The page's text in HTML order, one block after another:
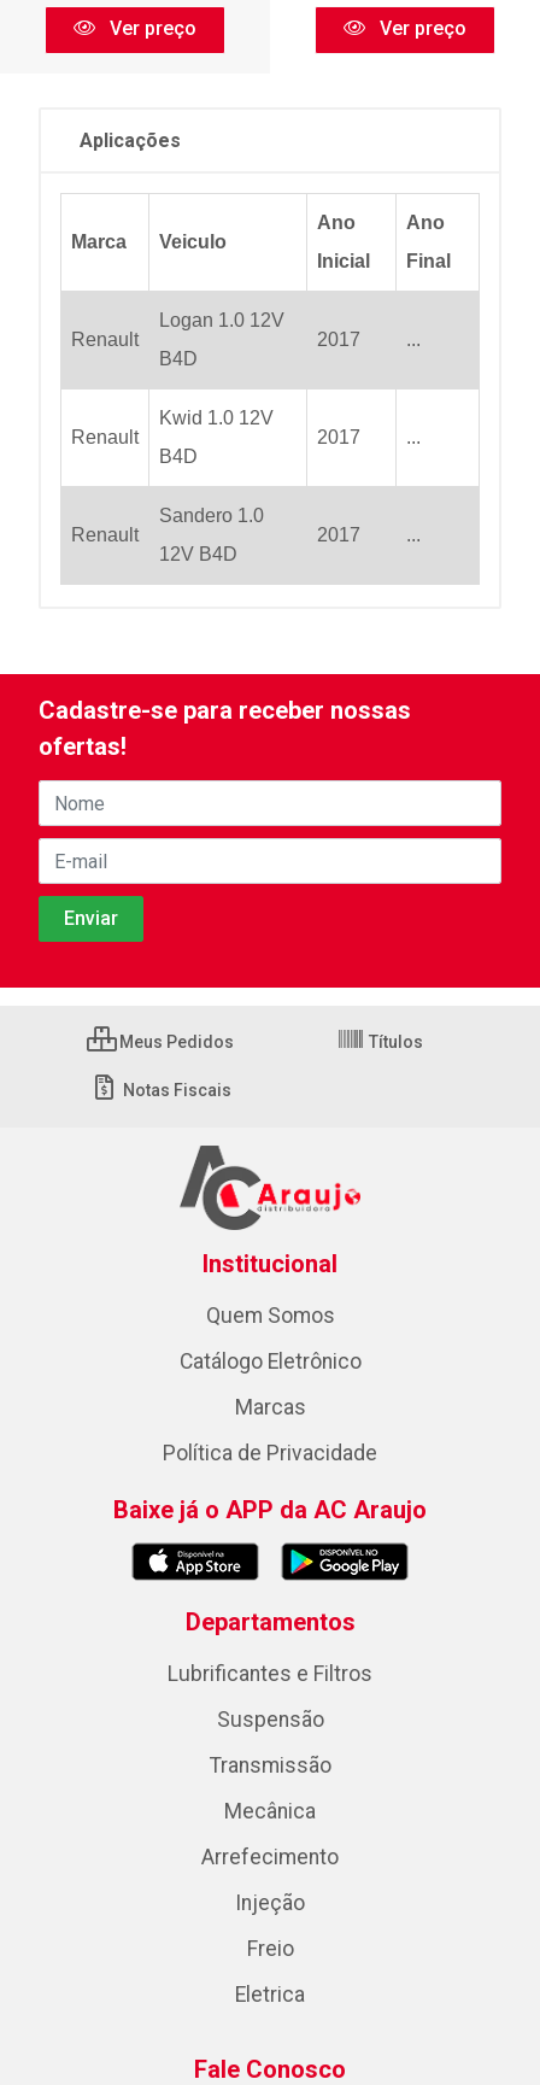
Ver preço Ver preço
Aplicações
Marca Veiculo
Ano
Inicial
Ano
Final
Renault
Logan 1.0 12V
B4D
2017 ...
Renault
Kwid 1.0 12V
B4D
2017 ...
Renault
Sandero 1.0
12V B4D
2017 ...
Cadastre-se para receber nossas
ofertas!
Meus Pedidos Títulos
Notas Fiscais
Institucional
Quem Somos
Catálogo Eletrônico
Marcas
Política de Privacidade
Baixe já o APP da AC Araujo
Departamentos
Lubrificantes e Filtros
Suspensão
Transmissão
Mecânica
Arrefecimento
Injeção
Freio
Eletrica
Fale Conosco